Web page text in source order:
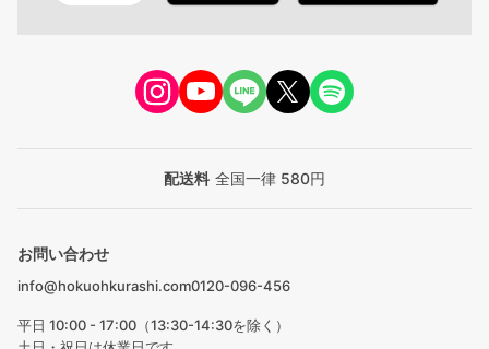
配送料 全国一律 580円
お問い合わせ
info@hokuohkurashi.com0120-096-456
平日 10:00 - 17:00（13:30-14:30を除く）